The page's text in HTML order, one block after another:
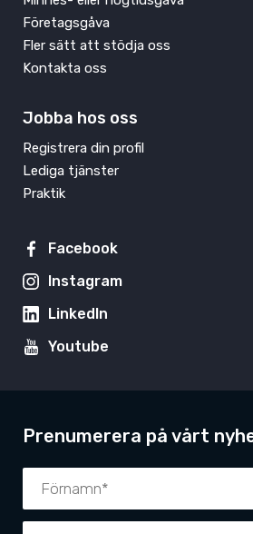
Företagsgåva
Fler sätt att stödja oss
Kontakta oss
Jobba hos oss
Registrera din profil
Lediga tjänster
Praktik
Facebook
Instagram
LinkedIn
Youtube
Prenumerera på vårt